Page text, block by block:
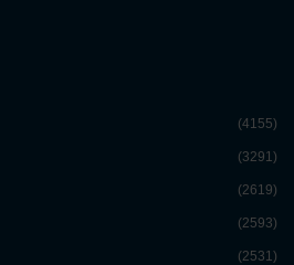
(4155)
(3291)
(2619)
(2593)
(2531)